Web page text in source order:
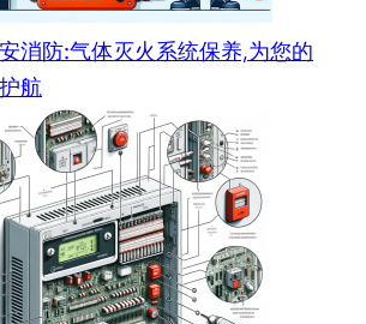
消防:气体灭火系统保养,为您的
航